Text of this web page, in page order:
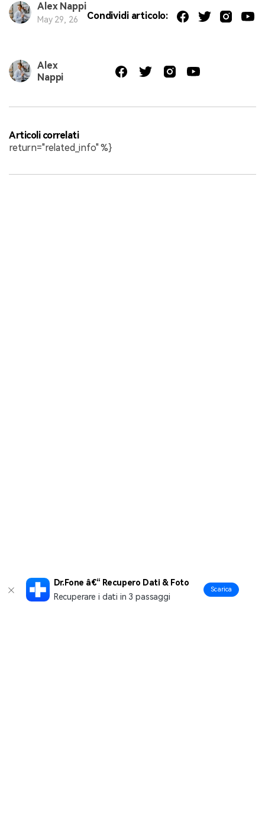
Alex Nappi
May 29, 26 Condividi articolo:
Alex
Nappi
Articoli correlati
return="related_info" %}
Dr.Fone â€“ Recupero Dati & Foto
Recuperare i dati in 3 passaggi
Scarica